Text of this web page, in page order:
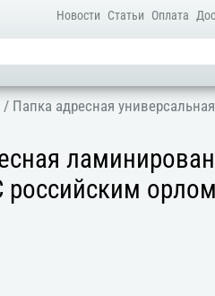
Новости Статьи Оплата
/ Папка адресная универсальная
российским